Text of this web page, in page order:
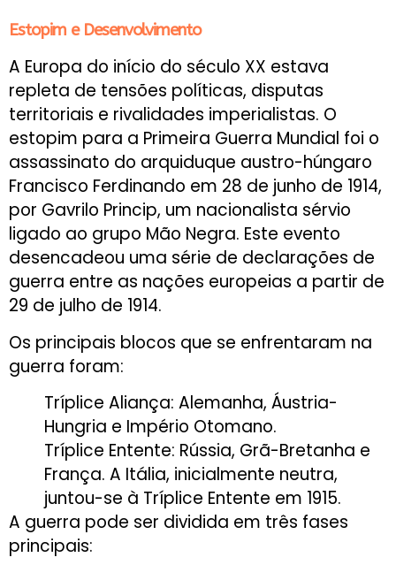
Estopim e Desenvolvimento
A Europa do início do século XX estava
repleta de tensões políticas, disputas
territoriais e rivalidades imperialistas. O
estopim para a Primeira Guerra Mundial foi o
assassinato do arquiduque austro-húngaro
Francisco Ferdinando em 28 de junho de 1914,
por Gavrilo Princip, um nacionalista sérvio
ligado ao grupo Mão Negra. Este evento
desencadeou uma série de declarações de
guerra entre as nações europeias a partir de
29 de julho de 1914.
Os principais blocos que se enfrentaram na
guerra foram:
Tríplice Aliança: Alemanha, Áustria-
Hungria e Império Otomano.
Tríplice Entente: Rússia, Grã-Bretanha e
França. A Itália, inicialmente neutra,
juntou-se à Tríplice Entente em 1915.
A guerra pode ser dividida em três fases
principais: